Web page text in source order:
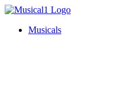
Musicals